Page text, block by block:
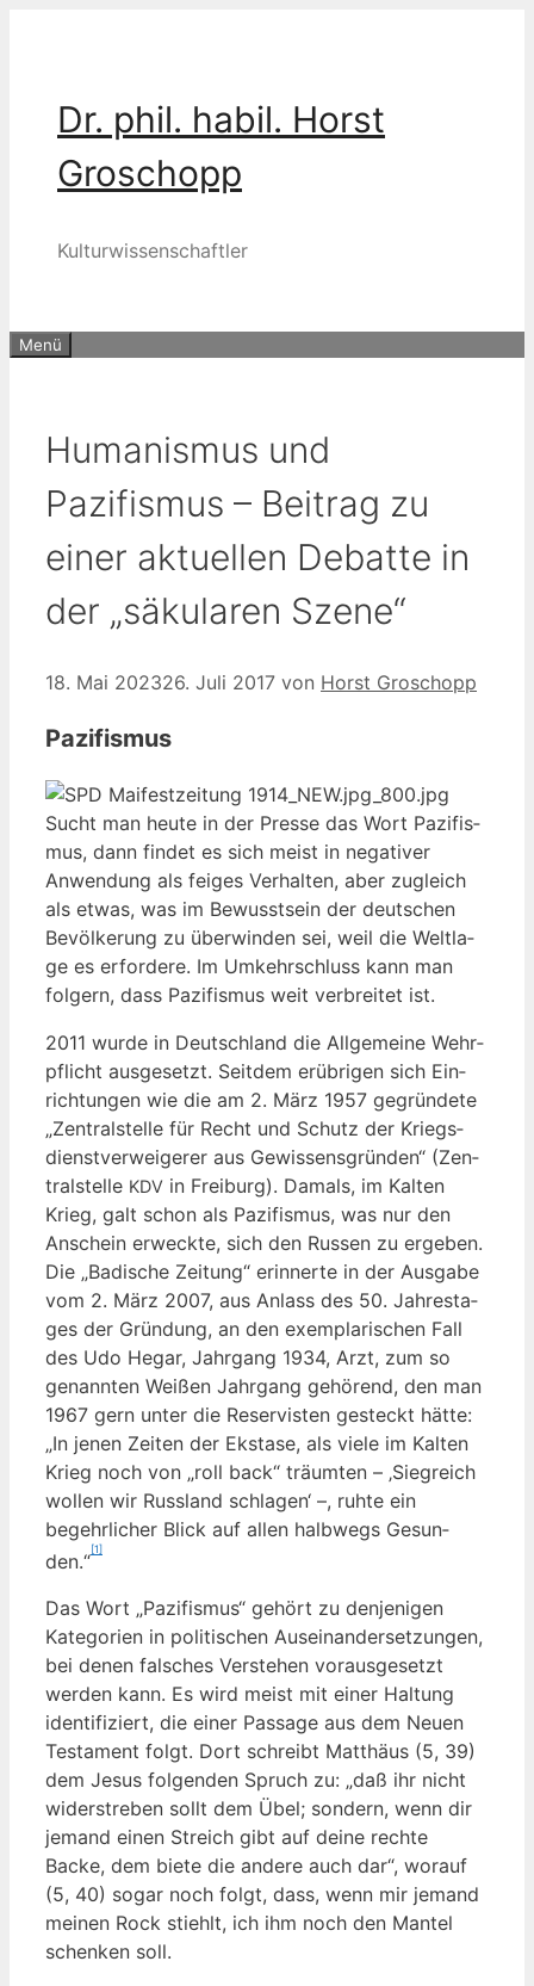
Dr. phil. habil. Horst
Groschopp
Kulturwissenschaftler
Menü
Humanismus und
Pazifismus – Beitrag zu
einer aktuellen Debatte in
der „säkularen Szene“
18. Mai 202326. Juli 2017 von Horst Groschopp
Pazifismus
Sucht man heu­te in der Pres­se das Wort Pazi­fis­
mus, dann fin­det es sich meist in nega­ti­ver
Anwen­dung als fei­ges Ver­hal­ten, aber zugleich
als etwas, was im Bewusst­sein der deut­schen
Bevöl­ke­rung zu über­win­den sei, weil die Welt­la­
ge es erfor­de­re. Im Umkehr­schluss kann man
fol­gern, dass Pazi­fis­mus weit ver­brei­tet ist.
2011 wur­de in Deutsch­land die All­ge­mei­ne Wehr­
pflicht aus­ge­setzt. Seit­dem erüb­ri­gen sich Ein­
rich­tun­gen wie die am 2. März 1957 gegrün­de­te
„Zen­tral­stel­le für Recht und Schutz der Kriegs­
dienst­ver­wei­ge­rer aus Gewis­sens­grün­den“ (Zen­
tral­stel­le KDV in Frei­burg). Damals, im Kal­ten
Krieg, galt schon als Pazi­fis­mus, was nur den
Anschein erweck­te, sich den Rus­sen zu erge­ben.
Die „Badi­sche Zei­tung“ erin­ner­te in der Aus­ga­be
vom 2. März 2007, aus Anlass des 50. Jah­res­ta­
ges der Grün­dung, an den exem­pla­ri­schen Fall
des Udo Hegar, Jahr­gang 1934, Arzt, zum so
genann­ten Wei­ßen Jahr­gang gehö­rend, den man
1967 gern unter die Reser­vis­ten gesteckt hät­te:
„In jenen Zei­ten der Eksta­se, als vie­le im Kal­ten
Krieg noch von „roll back“ träum­ten – ‚Sieg­reich
wol­len wir Russ­land schla­gen‘ –, ruh­te ein
begehr­li­cher Blick auf allen halb­wegs Gesun­
den.“
[1]
Das Wort „Pazi­fis­mus“ gehört zu den­je­ni­gen
Kate­go­rien in poli­ti­schen Aus­ein­an­der­set­zun­gen,
bei denen fal­sches Ver­ste­hen vor­aus­ge­setzt
wer­den kann. Es wird meist mit einer Hal­tung
iden­ti­fi­ziert, die einer Pas­sa­ge aus dem Neu­en
Tes­ta­ment folgt. Dort schreibt Mat­thä­us (5, 39)
dem Jesus fol­gen­den Spruch zu: „daß ihr nicht
wider­stre­ben sollt dem Übel; son­dern, wenn dir
jemand einen Streich gibt auf dei­ne rech­te
Backe, dem bie­te die ande­re auch dar“, wor­auf
(5, 40) sogar noch folgt, dass, wenn mir jemand
mei­nen Rock stiehlt, ich ihm noch den Man­tel
schen­ken soll.